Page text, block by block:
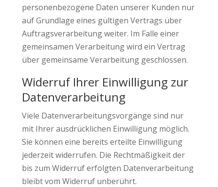
personenbezogene Daten unserer Kunden nur
auf Grundlage eines gültigen Vertrags über
Auftragsverarbeitung weiter. Im Falle einer
gemeinsamen Verarbeitung wird ein Vertrag
über gemeinsame Verarbeitung geschlossen.
Widerruf Ihrer Einwilligung zur
Datenverarbeitung
Viele Datenverarbeitungsvorgänge sind nur
mit Ihrer ausdrücklichen Einwilligung möglich.
Sie können eine bereits erteilte Einwilligung
jederzeit widerrufen. Die Rechtmäßigkeit der
bis zum Widerruf erfolgten Datenverarbeitung
bleibt vom Widerruf unberührt.